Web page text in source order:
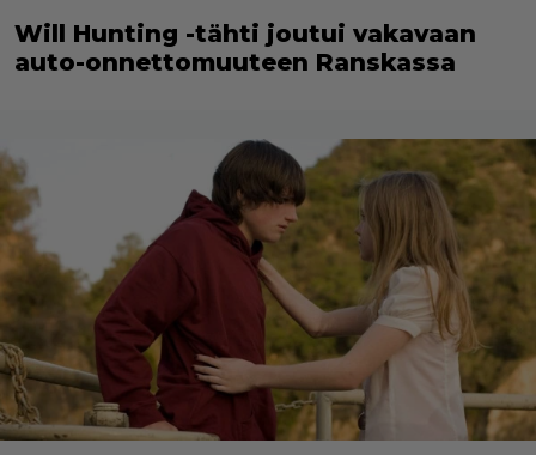
Will Hunting -tähti joutui vakavaan
auto-onnettomuuteen Ranskassa